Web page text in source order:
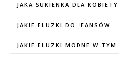
JAKA SUKIENKA DLA
JAKIE BLUZKI DO JEANSÓW
JAKIE BLUZKI MODNE W TYM